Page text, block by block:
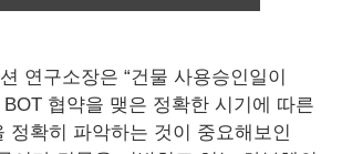
연구소장은 “건물 사용승인일이
협약을 맺은 정확한 시기에 따른
정확히 파악하는 것이 중요해보인